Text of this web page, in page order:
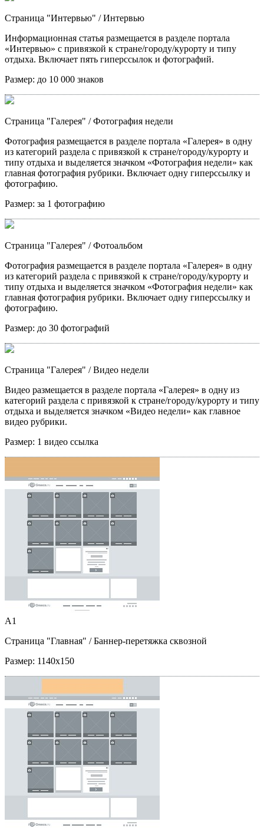
Страница "Интервью" / Интервью
Информационная статья размещается в разделе портала
«Интервью» с привязкой к стране/городу/курорту и типу
отдыха. Включает пять гиперссылок и фотографий.
Размер: до 10 000 знаков
Страница "Галерея" / Фотография недели
Фотография размещается в разделе портала «Галерея» в одну
из категорий раздела с привязкой к стране/городу/курорту и
типу отдыха и выделяется значком «Фотография недели» как
главная фотография рубрики. Включает одну гиперссылку и
фотографию.
Размер: за 1 фотографию
Страница "Галерея" / Фотоальбом
Фотография размещается в разделе портала «Галерея» в одну
из категорий раздела с привязкой к стране/городу/курорту и
типу отдыха и выделяется значком «Фотография недели» как
главная фотография рубрики. Включает одну гиперссылку и
фотографию.
Размер: до 30 фотографий
Страница "Галерея" / Видео недели
Видео размещается в разделе портала «Галерея» в одну из
категорий раздела с привязкой к стране/городу/курорту и типу
отдыха и выделяется значком «Видео недели» как главное
видео рубрики.
Размер: 1 видео ссылка
A1
Страница "Главная" / Баннер-перетяжка сквозной
Размер: 1140x150